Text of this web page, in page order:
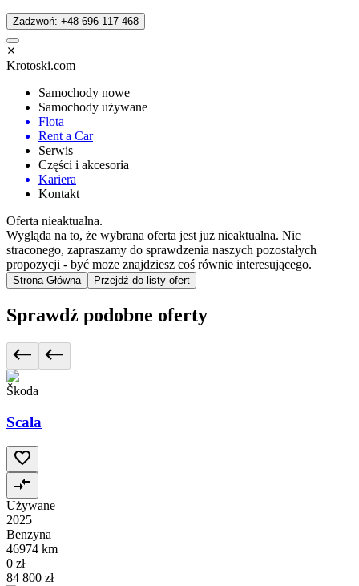
Zadzwoń: +48 696 117 468
Krotoski.com
Samochody nowe
Samochody używane
Flota
Rent a Car
Serwis
Części i akcesoria
Kariera
Kontakt
Oferta nieaktualna.
Wygląda na to, że wybrana oferta jest już nieaktualna. Nic
straconego, zapraszamy do sprawdzenia naszych pozostałych
propozycji - być może znajdziesz coś równie interesującego.
Strona Główna Przejdź do listy ofert
Sprawdź podobne oferty
Škoda
Scala
Używane
2025
Benzyna
46974 km
0 zł
84 800 zł